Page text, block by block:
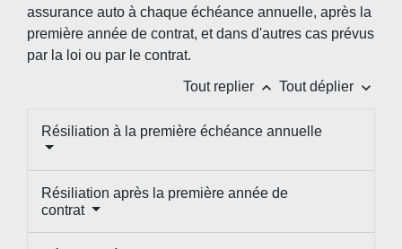
assurance auto à chaque échéance annuelle, après la
première année de contrat, et dans d'autres cas prévus
par la loi ou par le contrat.
Tout replier keyboard_arrow_up Tout déplier keyboard_arrow_down
Résiliation à la première échéance annuelle
Résiliation après la première année de
contrat